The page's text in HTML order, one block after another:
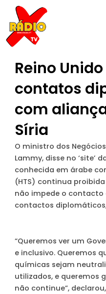
content
Reino
contatos
com
Síria
O ministro dos
Lammy, disse no ‘site’
conhecida em árabe
(HTS) continua
não impede o contacto
contactos
“Queremos ver um
e inclusivo. Queremos
químicas sejam
utilizados, e queremos
não continue”,